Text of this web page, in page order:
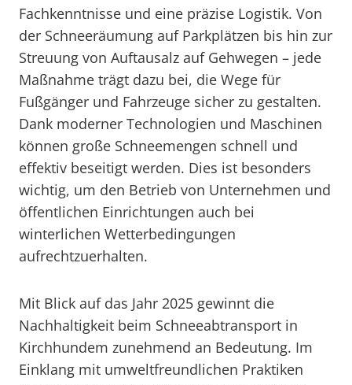
Fachkenntnisse und eine präzise Logistik. Von
der Schneeräumung auf Parkplätzen bis hin zur
Streuung von Auftausalz auf Gehwegen – jede
Maßnahme trägt dazu bei, die Wege für
Fußgänger und Fahrzeuge sicher zu gestalten.
Dank moderner Technologien und Maschinen
können große Schneemengen schnell und
effektiv beseitigt werden. Dies ist besonders
wichtig, um den Betrieb von Unternehmen und
öffentlichen Einrichtungen auch bei
winterlichen Wetterbedingungen
aufrechtzuerhalten.
Mit Blick auf das Jahr 2025 gewinnt die
Nachhaltigkeit beim Schneeabtransport in
Kirchhundem zunehmend an Bedeutung. Im
Einklang mit umweltfreundlichen Praktiken